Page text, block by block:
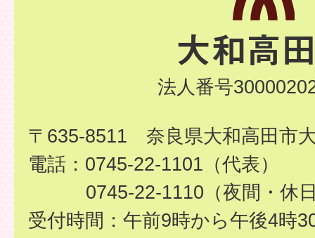
法人番号
〒635-8511 奈良県大和高田市
電話：0745-22-1101（代表）
0745-22-1110（夜間・休
受付時間：午前9時から午後4時